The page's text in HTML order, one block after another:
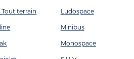
Tout terrain Ludospace
Minibus
Monospace